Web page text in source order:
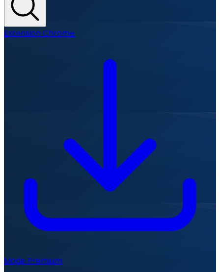
Extension Chrome
Mode Premium